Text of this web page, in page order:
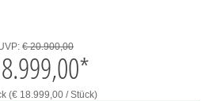
€ 20.900,00
*
(€ 18.999,00 / Stück)